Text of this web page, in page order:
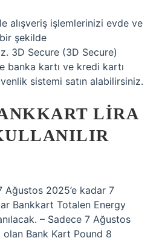
alışveriş işlemlerinizi evde ve
şekilde
3D Secure (3D Secure)
banka kartı ve kredi kartı
sistemi satın alabilirsiniz.
LIRA
Ağustos 2025’e kadar 7
Bankkart Totalen Energy
– Sadece 7 Ağustos
olan Bank Kart Pound 8